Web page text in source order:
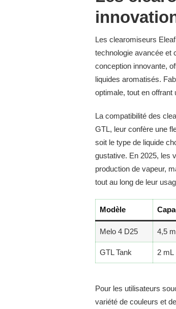
Les clearomiseurs
technologie avancée et
conception innovante,
liquides aromatisés.
optimale, tout en offrant
La compatibilité des
GTL, leur confère une
soit le type de liquide
gustative. En 2025, les
production de vapeur,
tout au long de leur
Modèle
Melo 4 D25 4,5
GTL Tank 2 mL
Pour les utilisateurs
variété de couleurs et